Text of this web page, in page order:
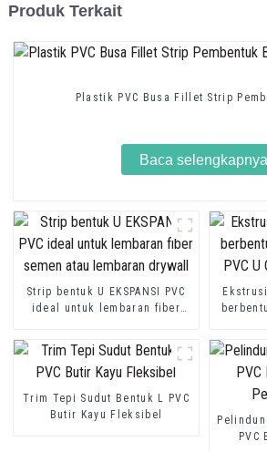
Produk Terkait
Plastik PVC Busa Fillet Strip
Baca selengkapnya
Strip bentuk U EKSPANSI PVC
ideal untuk lembaran fiber
Trim Tepi Sudut Bentuk L PVC
Butir Kayu Fleksibel
PVC